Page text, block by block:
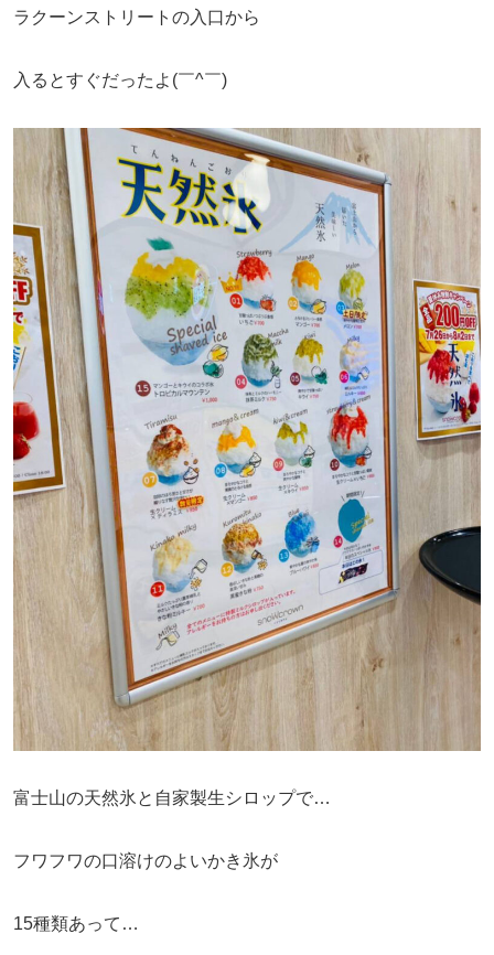
ラクーンストリートの入口から
入るとすぐだったよ(￣^￣)ゞ
富士山の天然氷と自家製生シロップで…
フワフワの口溶けのよいかき氷が
15種類あって…